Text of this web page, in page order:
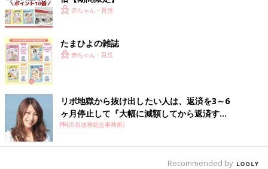
出典：Instagramアカウント「___h.mama」
___h.mamaさんは「101匹わんちゃん」とのコラボサマナルパン
ツを購入。ニコッとはにかんでいる表情がとってもキュートです
よね。言葉の理解がすすんできて、いっしょに過ごしていて楽し
いんだとか♪ トップスもそろえて、お似合いですっ！着るのが楽
しくなるアイテムですね。
なんと190円でゲット！これからの時期に役立つ7分
丈のサマナルパンツ
赤ちゃん・育児
たまひよの雑誌
赤ちゃん・育児
リボ地獄から抜け出したい人は、返済を3～6
ヶ月停止して『大幅に減額してから返済す...
PR(渋谷法務総合事務所)
Recommended by